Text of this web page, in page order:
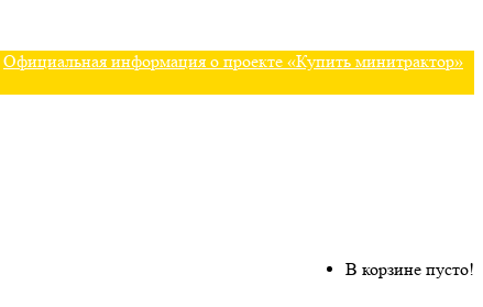
Официальная информация о проекте «Купить минитрактор»
В корзине пусто!